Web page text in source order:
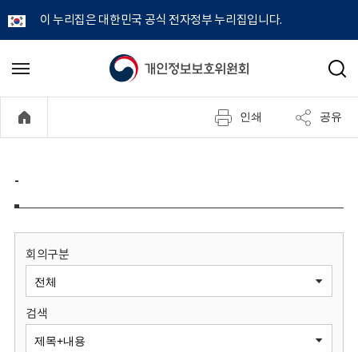
이 누리집은 대한민국 공식 전자정부 누리집입니다.
개
정
보
원
메
기
검
인쇄 공유
-
회의구분
검색